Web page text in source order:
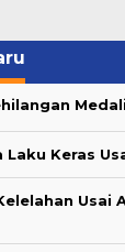
Laku Keras
Usai